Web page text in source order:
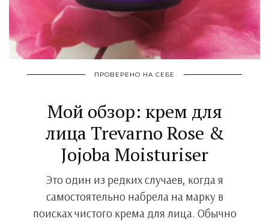
ПРОВЕРЕНО НА СЕБЕ
Мой обзор: крем для
лица Trevarno Rose &
Jojoba Moisturiser
Это один из редких случаев, когда я
самостоятельно набрела на марку в
поисках чистого крема для лица. Обычно